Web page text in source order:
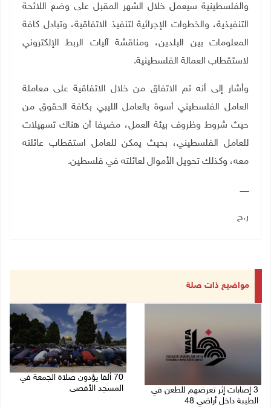
والفلسطينية سيعمل خلال الشهر المقبل على وضع اللائحة
التنفيذية، والخطوات الإجرائية لتنفيذ الاتفاقية، وتبادل كافة
المعلومات بين البلدين، ومناقشة آليات الربط الإلكتروني
لاستقطاب العمالة الفلسطينية.
وأشار إلى أنه تم الاتفاق من خلال الاتفاقية على معاملة
العامل الفلسطيني أسوة بالعامل الليبي بكافة الحقوق من
حيث شروط وظروف بيئة العمل، مضيفا أن هناك تسهيلات
للعامل الفلسطيني، بحيث يمكن للعامل استقطاب عائلته
معه، وكذلك تحويل الأموال لعائلته في فلسطين.
ـــــــ
ر.ح
مواضيع ذات صلة
3 إصابات إثر تعرضهم للطعن في
الطيبة داخل أراضي 48
70 ألفا يؤدون صلاة الجمعة في
المسجد الأقصى